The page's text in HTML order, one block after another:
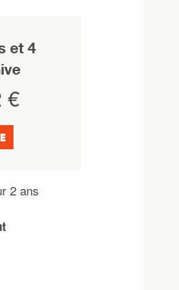
et 4
€
2 ans